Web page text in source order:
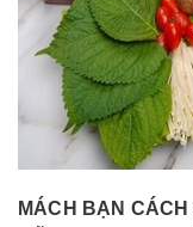
MÁCH BẠN